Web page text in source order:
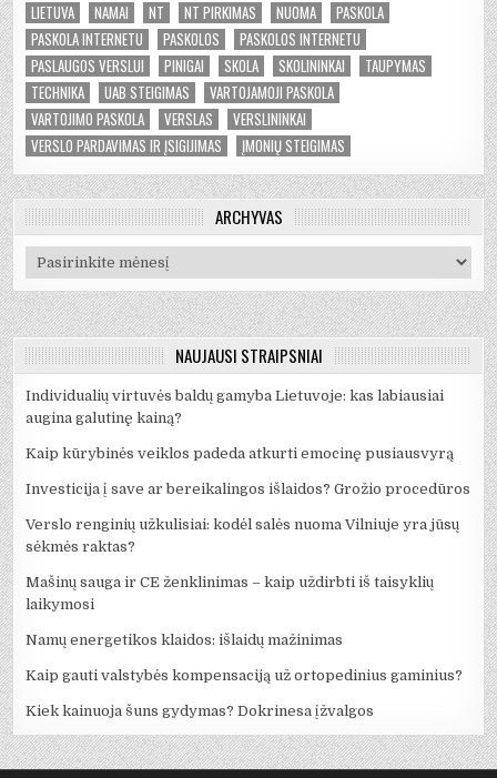
LIETUVA
NAMAI NT NT PIRKIMAS NUOMA
PASKOLA
PASKOLA INTERNETU
PASKOLOS
PASKOLOS INTERNETU
PASLAUGOS VERSLUI
PINIGAI SKOLA SKOLININKAI
TAUPYMAS
TECHNIKA
UAB STEIGIMAS
VARTOJAMOJI PASKOLA
VARTOJIMO PASKOLA
VERSLAS
VERSLININKAI
VERSLO PARDAVIMAS IR ĮSIGIJIMAS
ĮMONIŲ STEIGIMAS
ARCHYVAS
Archyvas
NAUJAUSI STRAIPSNIAI
Individualių virtuvės baldų gamyba Lietuvoje: kas labiausiai
augina galutinę kainą?
Kaip kūrybinės veiklos padeda atkurti emocinę pusiausvyrą
Investicija į save ar bereikalingos išlaidos? Grožio procedūros
Verslo renginių užkulisiai: kodėl salės nuoma Vilniuje yra jūsų
sėkmės raktas?
Mašinų sauga ir CE ženklinimas – kaip uždirbti iš taisyklių
laikymosi
Namų energetikos klaidos: išlaidų mažinimas
Kaip gauti valstybės kompensaciją už ortopedinius gaminius?
Kiek kainuoja šuns gydymas? Dokrinesa įžvalgos